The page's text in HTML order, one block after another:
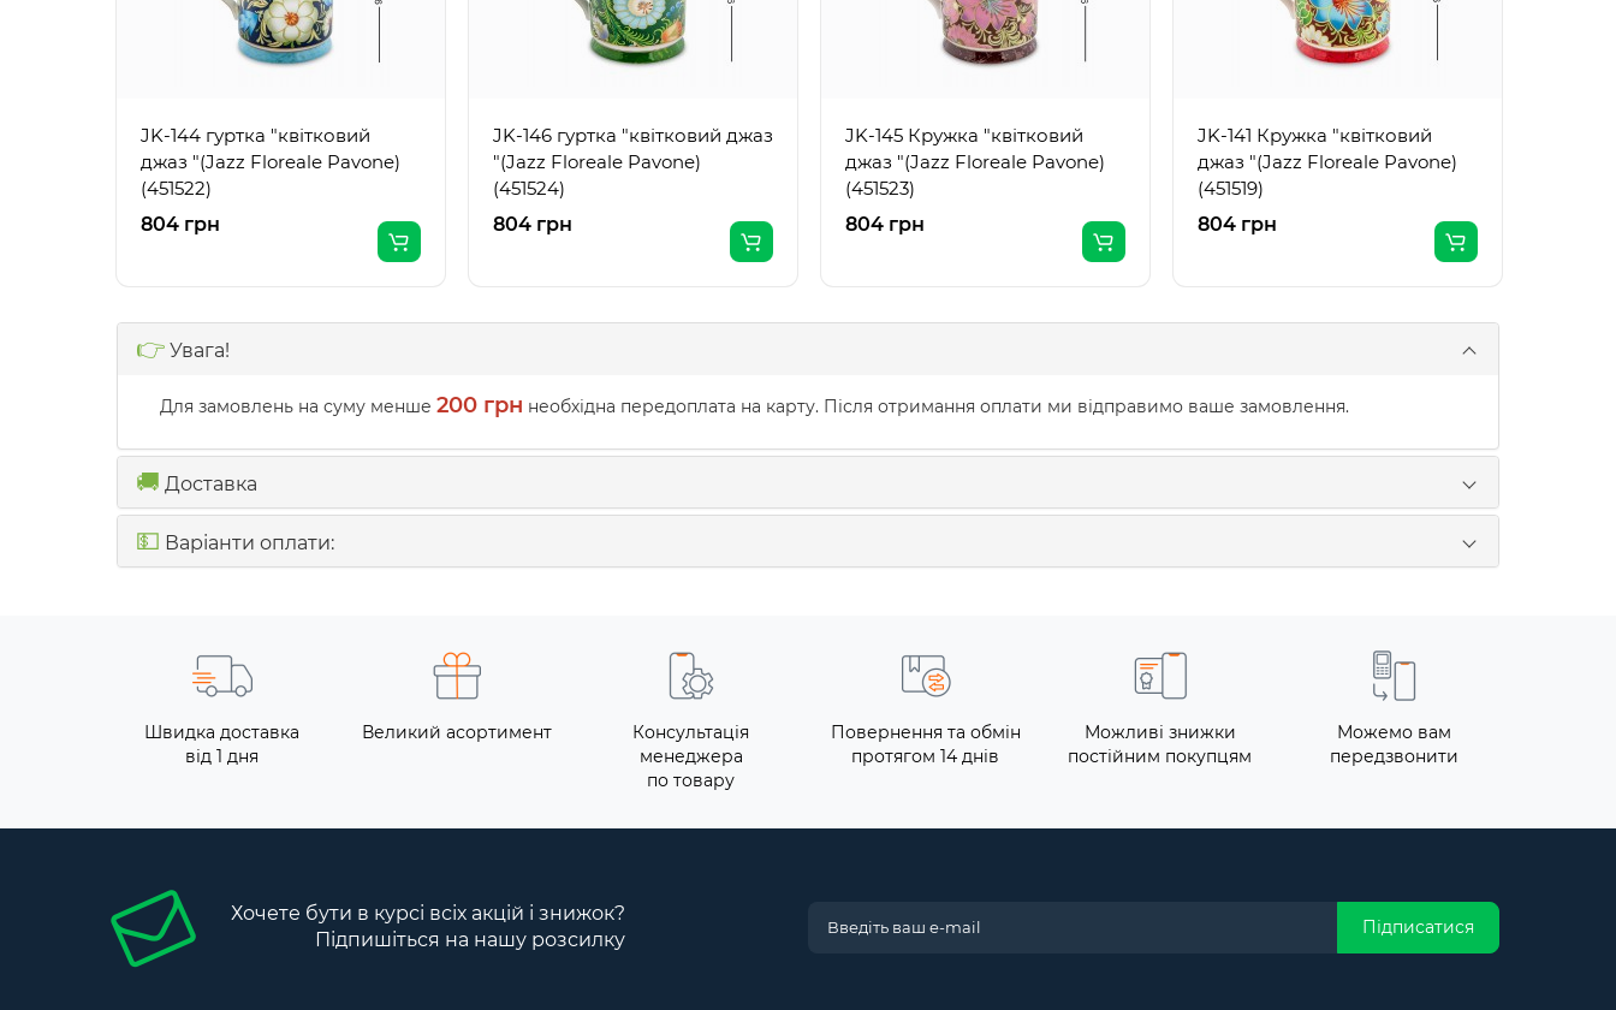
JK-144 гуртка "квітковий
джаз "(Jazz Floreale Pavone)
(451522)
804 грн
JK-146 гуртка "квітковий джаз
"(Jazz Floreale Pavone)
(451524)
804 грн
JK-145 Кружка "квітковий
джаз "(Jazz Floreale Pavone)
(451523)
804 грн
JK-141 Кружка "квітковий
джаз "(Jazz Floreale Pavone)
(451519)
804 грн
👉 Увага!
Для замовлень на суму менше 200 грн необхідна передоплата на карту. Після отримання оплати ми відправимо ваше замовлення.
🚚 Доставка
💵 Варіанти оплати:
Швидка доставка
від 1 дня
Великий асортимент
Консультація
менеджера
по товару
Повернення та обмін
протягом 14 днів
Можливі знижки
постійним покупцям
Можемо вам
передзвонити
Хочете бути в курсі всіх акцій і знижок?
Підпишіться на нашу розсилку
Підписатися